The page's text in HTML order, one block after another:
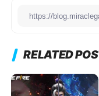
RELATED